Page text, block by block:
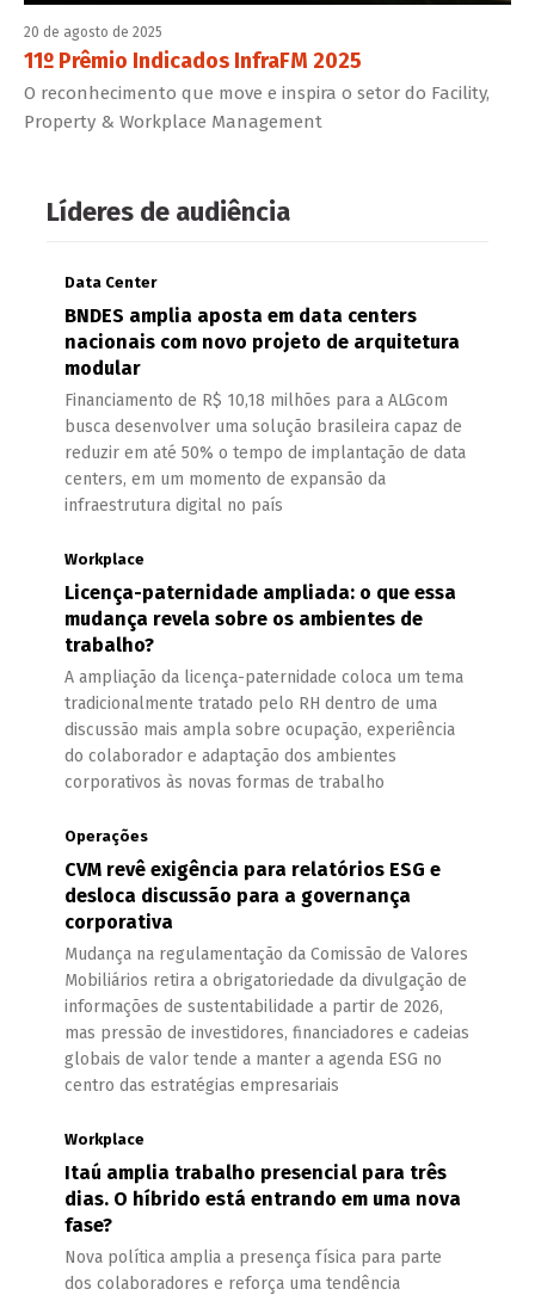
20 de agosto de 2025
11º Prêmio Indicados InfraFM 2025
O reconhecimento que move e inspira o setor do Facility,
Property & Workplace Management
Líderes de audiência
Data Center
BNDES amplia aposta em data centers
nacionais com novo projeto de arquitetura
modular
Financiamento de R$ 10,18 milhões para a ALGcom
busca desenvolver uma solução brasileira capaz de
reduzir em até 50% o tempo de implantação de data
centers, em um momento de expansão da
infraestrutura digital no país
Workplace
Licença-paternidade ampliada: o que essa
mudança revela sobre os ambientes de
trabalho?
A ampliação da licença-paternidade coloca um tema
tradicionalmente tratado pelo RH dentro de uma
discussão mais ampla sobre ocupação, experiência
do colaborador e adaptação dos ambientes
corporativos às novas formas de trabalho
Operações
CVM revê exigência para relatórios ESG e
desloca discussão para a governança
corporativa
Mudança na regulamentação da Comissão de Valores
Mobiliários retira a obrigatoriedade da divulgação de
informações de sustentabilidade a partir de 2026,
mas pressão de investidores, financiadores e cadeias
globais de valor tende a manter a agenda ESG no
centro das estratégias empresariais
Workplace
Itaú amplia trabalho presencial para três
dias. O híbrido está entrando em uma nova
fase?
Nova política amplia a presença física para parte
dos colaboradores e reforça uma tendência